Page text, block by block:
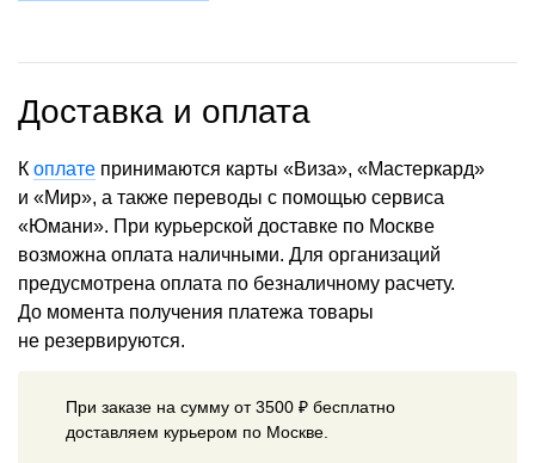
Доставка и оплата
К оплате принимаются карты «Виза», «Мастеркард»
и «Мир», а также переводы с помощью сервиса
«Юмани». При курьерской доставке по Москве
возможна оплата наличными. Для организаций
предусмотрена оплата по безналичному расчету.
До момента получения платежа товары
не резервируются.
При заказе на сумму от 3500 ₽ бесплатно
доставляем курьером по Москве.